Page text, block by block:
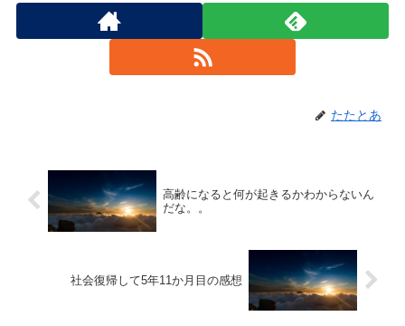
たたとあ
高齢になると何が起きるかわからないん
だな。。
社会復帰して5年11か月目の感想